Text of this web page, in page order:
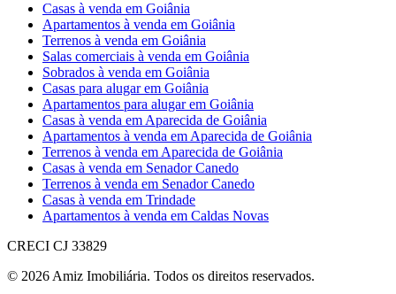
Casas à venda em Goiânia
Apartamentos à venda em Goiânia
Terrenos à venda em Goiânia
Salas comerciais à venda em Goiânia
Sobrados à venda em Goiânia
Casas para alugar em Goiânia
Apartamentos para alugar em Goiânia
Casas à venda em Aparecida de Goiânia
Apartamentos à venda em Aparecida de Goiânia
Terrenos à venda em Aparecida de Goiânia
Casas à venda em Senador Canedo
Terrenos à venda em Senador Canedo
Casas à venda em Trindade
Apartamentos à venda em Caldas Novas
CRECI CJ 33829
© 2026Amiz Imobiliária. Todos os direitos reservados.